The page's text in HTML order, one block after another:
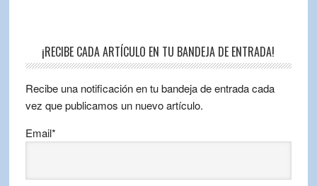
¡RECIBE CADA ARTÍCULO EN TU BANDEJA DE ENTRADA!
Recibe una notificación en tu bandeja de entrada cada
vez que publicamos un nuevo artículo.
Email*